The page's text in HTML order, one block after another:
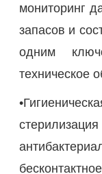
мониторинг
запасов и
одним
техническое